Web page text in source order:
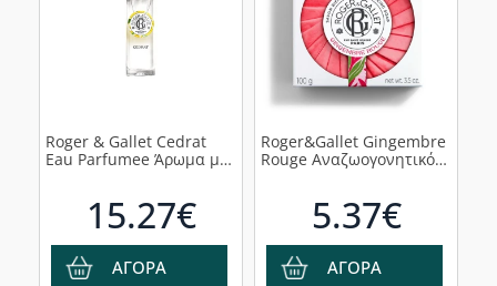
Roger & Gallet Cedrat
Eau Parfumee Άρωμα με
15.27€
ΑΓΟΡΑ
Roger&Gallet Gingembre
Rouge Αναζωογονητικό
5.37€
ΑΓΟΡΑ